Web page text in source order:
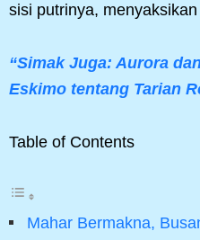
sisi putrinya,
“Simak Juga: Aurora
Eskimo tentang Tarian
Table of Contents
Mahar Bermakna,